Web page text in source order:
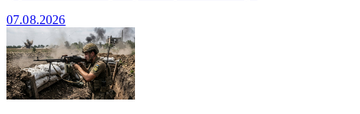
07.08.2026